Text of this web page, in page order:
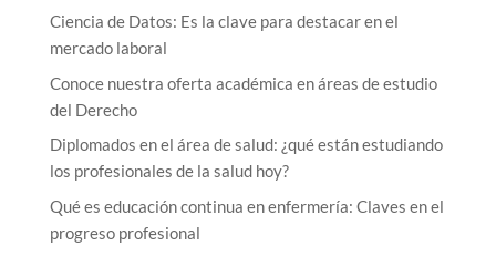
Ciencia de Datos: Es la clave para destacar en el
mercado laboral
Conoce nuestra oferta académica en áreas de estudio
del Derecho
Diplomados en el área de salud: ¿qué están estudiando
los profesionales de la salud hoy?
Qué es educación continua en enfermería: Claves en el
progreso profesional